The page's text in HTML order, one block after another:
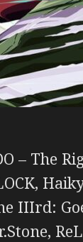
– The
IIIrd: